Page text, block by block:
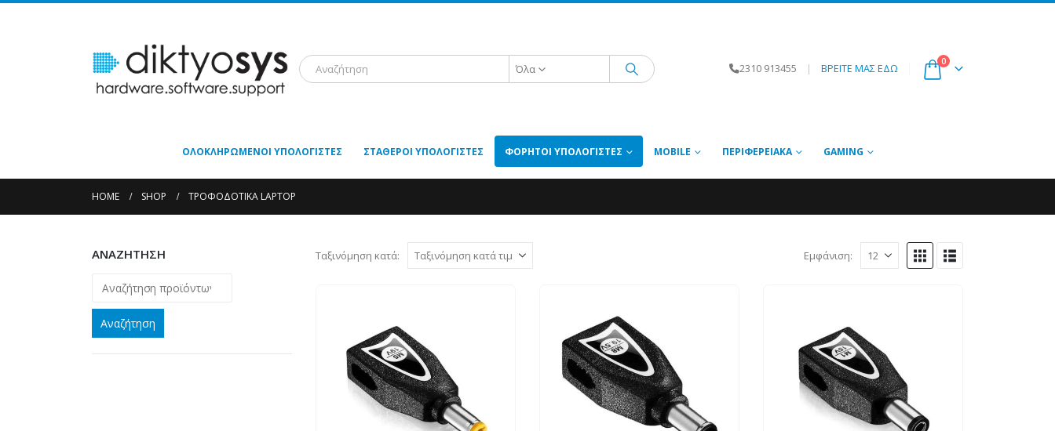
Όλα 2310 913455 | ΒΡΕΙΤΕ ΜΑΣ ΕΔΩ
0
ΟΛΟΚΛΗΡΩΜΈΝΟΙ ΥΠΟΛΟΓΙΣΤΈΣ ΣΤΑΘΕΡΟΊ ΥΠΟΛΟΓΙΣΤΈΣ ΦΟΡΗΤΟΊ ΥΠΟΛΟΓΙΣΤΈΣ MOBILE ΠΕΡΙΦΕΡΕΙΑΚΆ GAMING
HOME SHOP ΤΡΟΦΟΔΟΤΙΚΆ LAPTOP
Ταξινόμηση κατά: Εμφάνιση:
ΑΝΑΖΗΤΗΣΗ
Αναζήτηση